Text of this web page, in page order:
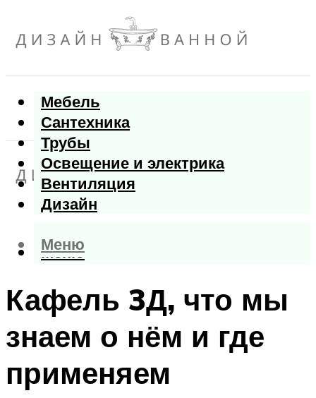
Мебель
Сантехника
Трубы
Освещение и электрика
Вентиляция
Дизайн
Меню
Меню
Кафель 3Д, что мы
знаем о нём и где
применяем